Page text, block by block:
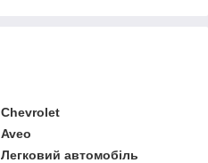
Chevrolet
Aveo
Легковий автомобіль